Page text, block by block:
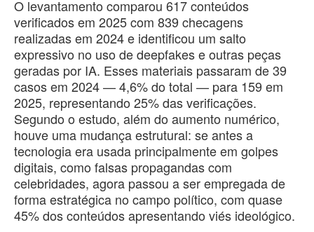
O levantamento comparou 617 conteúdos
verificados em 2025 com 839 checagens
realizadas em 2024 e identificou um salto
expressivo no uso de deepfakes e outras peças
geradas por IA. Esses materiais passaram de 39
casos em 2024 — 4,6% do total — para 159 em
2025, representando 25% das verificações.
Segundo o estudo, além do aumento numérico,
houve uma mudança estrutural: se antes a
tecnologia era usada principalmente em golpes
digitais, como falsas propagandas com
celebridades, agora passou a ser empregada de
forma estratégica no campo político, com quase
45% dos conteúdos apresentando viés ideológico.